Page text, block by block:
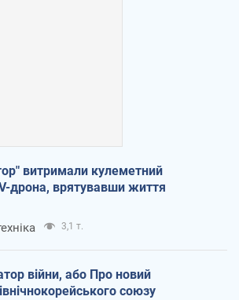
витримали кулеметний
дрона, врятувавши життя
3,1 т.
війни, або Про новий
союзу